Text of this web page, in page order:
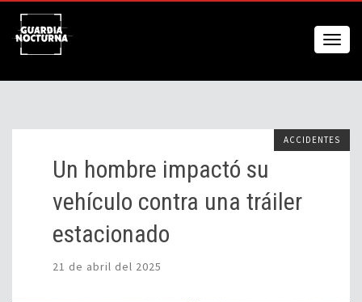
ACCIDENTES
Un hombre impactó su
vehículo contra una tráiler
estacionado
21 de abril del 2025